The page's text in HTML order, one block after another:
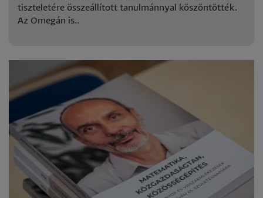
tiszteletére összeállított tanulmánnyal köszöntötték.
Az Omegán is..